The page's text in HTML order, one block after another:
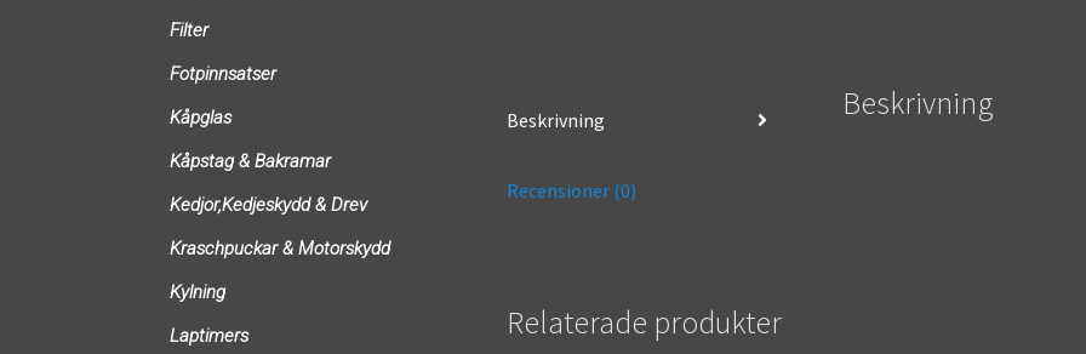
Beskrivning
Recensioner (0)
Beskrivning
Relaterade produkter
Filter
Fotpinnsatser
Kåpglas
Kåpstag & Bakramar
Kedjor,Kedjeskydd & Drev
Kraschpuckar & Motorskydd
Kylning
Laptimers